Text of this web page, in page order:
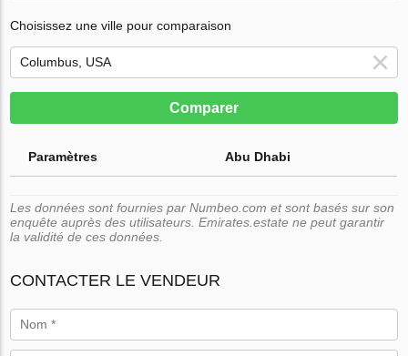
Choisissez une ville pour comparaison
Comparer
Paramètres Abu Dhabi
Les données sont fournies par Numbeo.com et sont basés sur son
enquête auprès des utilisateurs. Emirates.estate ne peut garantir
la validité de ces données.
CONTACTER LE VENDEUR